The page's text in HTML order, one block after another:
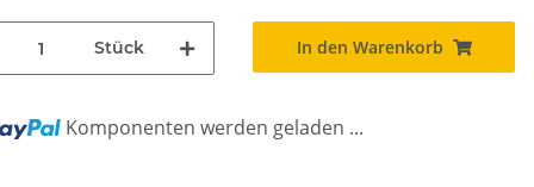
Stück In den Warenkorb
Komponenten werden geladen ...